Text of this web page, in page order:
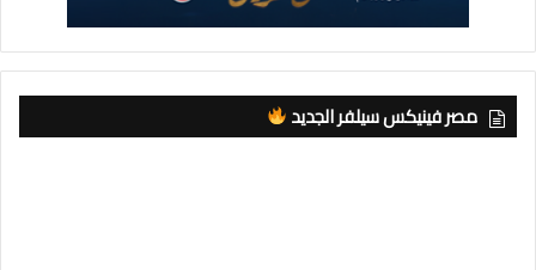
مصر فينيكس سيلفر الجديد